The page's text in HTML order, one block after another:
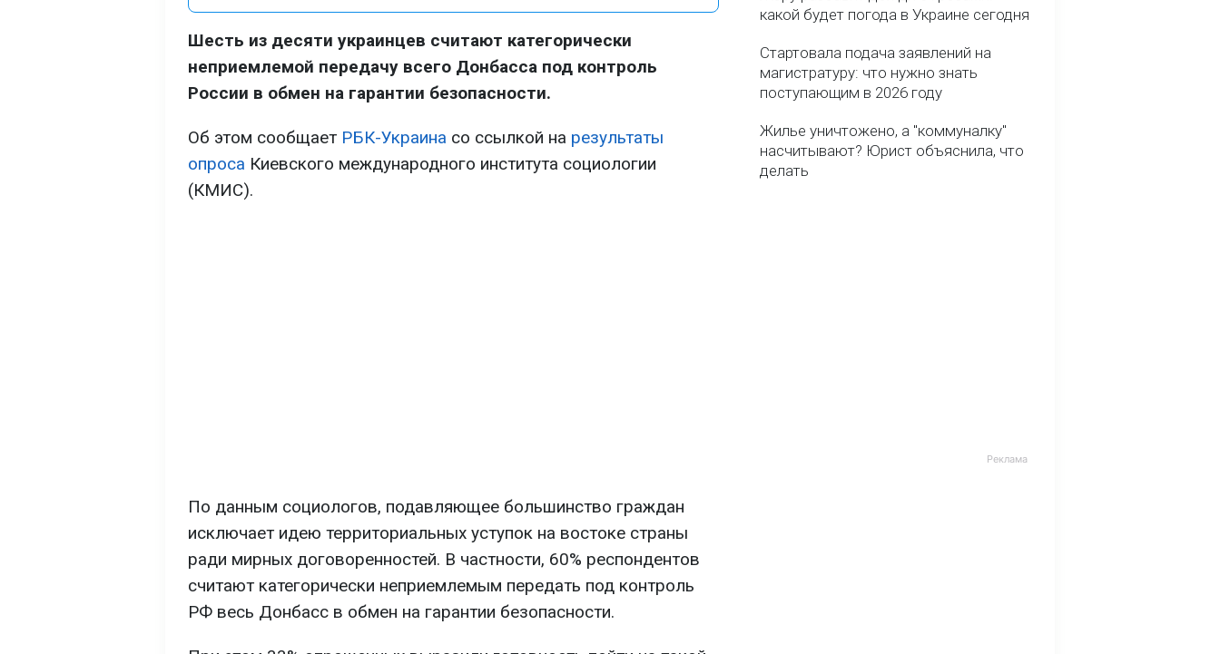
Шесть из десяти украинцев считают категорически
неприемлемой передачу всего Донбасса под контроль
России в обмен на гарантии безопасности.
Об этом сообщает РБК-Украина со ссылкой на результаты
опроса Киевского международного института социологии
(КМИС).
По данным социологов, подавляющее большинство граждан
исключает идею территориальных уступок на востоке страны
ради мирных договоренностей. В частности, 60% респондентов
считают категорически неприемлемым передать под контроль
РФ весь Донбасс в обмен на гарантии безопасности.
какой будет погода в Украине сегодня
Стартовала подача заявлений на
магистратуру: что нужно знать
поступающим в 2026 году
Жилье уничтожено, а "коммуналку"
насчитывают? Юрист объяснила, что
делать